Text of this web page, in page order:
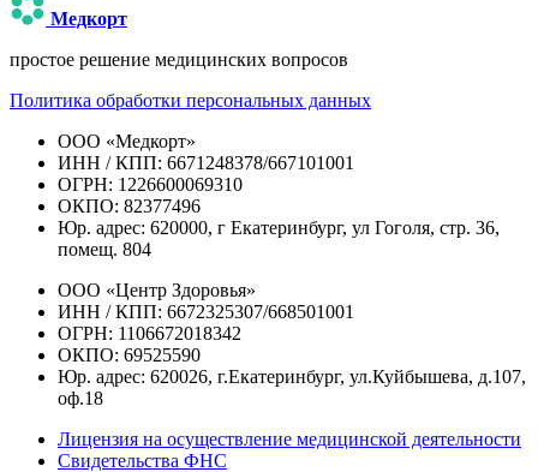
Медкорт
простое решение медицинских вопросов
Политика обработки персональных данных
ООО «Медкорт»
ИНН / КПП: 6671248378/667101001
ОГРН: 1226600069310
ОКПО: 82377496
Юр. адрес: 620000, г Екатеринбург, ул Гоголя, стр. 36,
помещ. 804
ООО «Центр Здоровья»
ИНН / КПП: 6672325307/668501001
ОГРН: 1106672018342
ОКПО: 69525590
Юр. адрес: 620026, г.Екатеринбург, ул.Куйбышева, д.107,
оф.18
Лицензия на осуществление медицинской деятельности
Свидетельства ФНС